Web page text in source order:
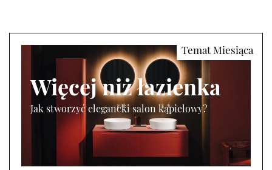
Więcej niż łazienka
Jak stworzyć elegancki salon kąpielowy?